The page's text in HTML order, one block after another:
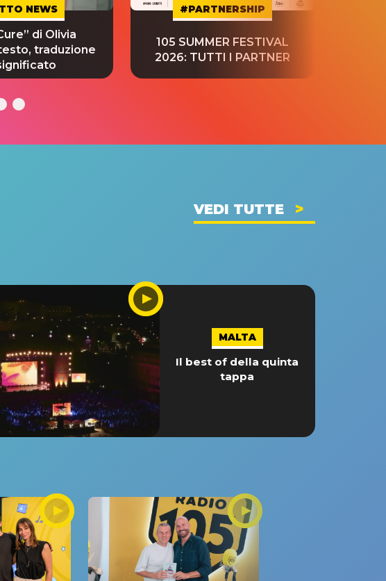
NEWS
di Olivia
traduzione
#PARTNERSHIP
105 SUMMER FESTIVAL
2026: TUTTI I PARTNER
VEDI TUTTE
MALTA
Il best of della quinta
tappa